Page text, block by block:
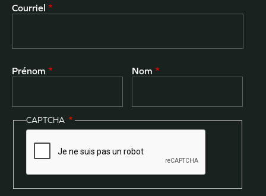
Courriel
Prénom Nom
CAPTCHA